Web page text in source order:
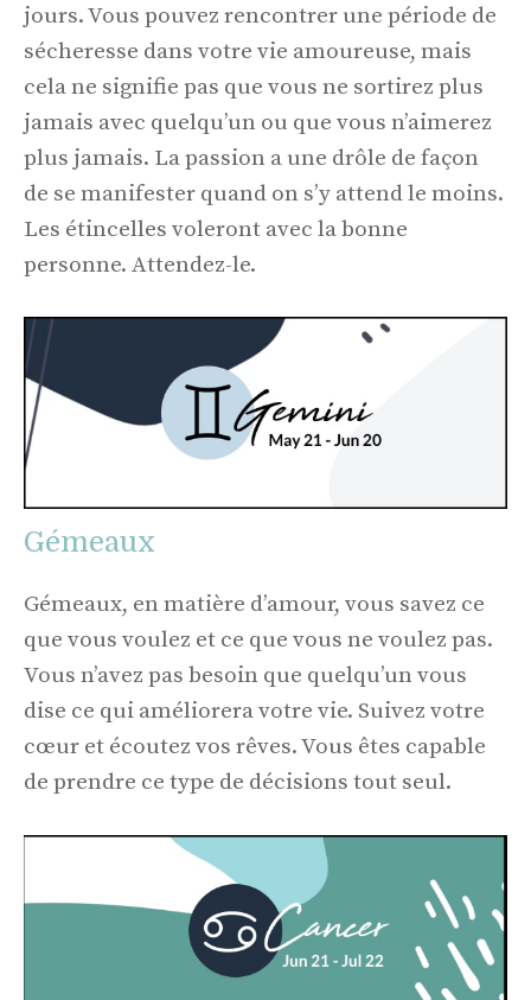
jours. Vous pouvez rencontrer une période de
sécheresse dans votre vie amoureuse, mais
cela ne signifie pas que vous ne sortirez plus
jamais avec quelqu’un ou que vous n’aimerez
plus jamais. La passion a une drôle de façon
de se manifester quand on s’y attend le moins.
Les étincelles voleront avec la bonne
personne. Attendez-le.
Gémeaux
Gémeaux, en matière d’amour, vous savez ce
que vous voulez et ce que vous ne voulez pas.
Vous n’avez pas besoin que quelqu’un vous
dise ce qui améliorera votre vie. Suivez votre
cœur et écoutez vos rêves. Vous êtes capable
de prendre ce type de décisions tout seul.